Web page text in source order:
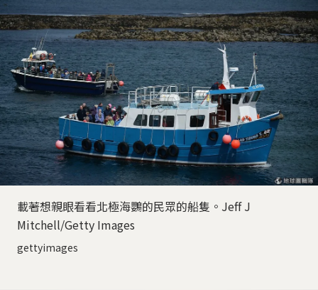
載著想親眼看看北極海鸚的民眾的船隻。Jeff J
Mitchell/Getty Images
gettyimages